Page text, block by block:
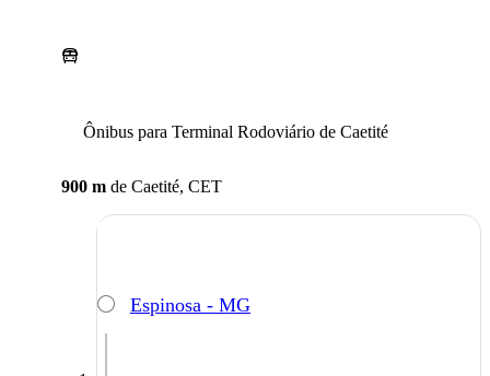
Ônibus para Terminal Rodoviário de Caetité
900 m de Caetité, CET
Espinosa - MG